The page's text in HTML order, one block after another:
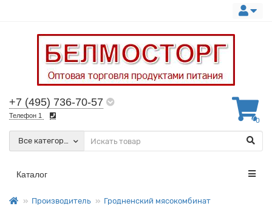
+7 (495) 736-70-57
Телефон 1
0
Все категории
Каталог
Производитель Гродненский мясокомбинат